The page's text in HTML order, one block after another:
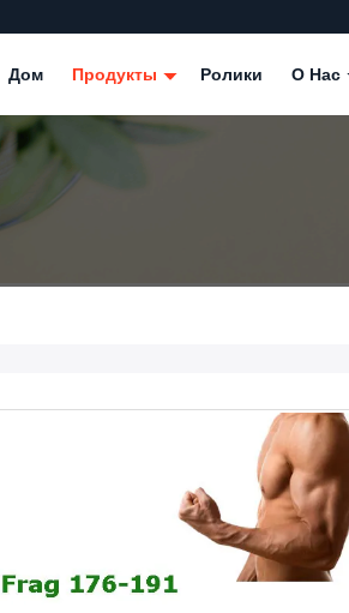
Дом Продукты Ролики О Нас